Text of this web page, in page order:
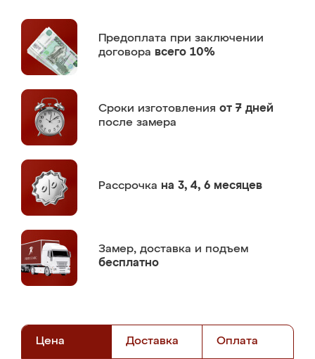
Предоплата при заключении
договора всего 10%
Сроки изготовления от 7 дней
после замера
Рассрочка на 3, 4, 6 месяцев
Замер, доставка и подъем
бесплатно
Цена Доставка Оплата